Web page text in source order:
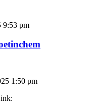
9:53 pm
1:50 pm